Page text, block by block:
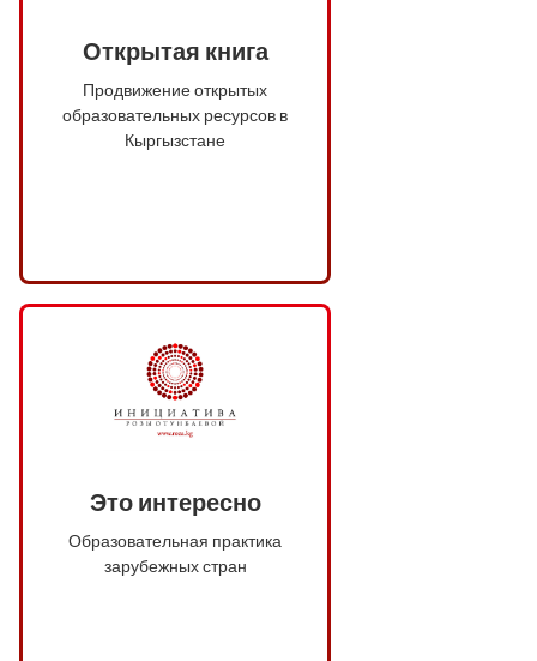
Открытая книга
Продвижение открытых
образовательных ресурсов в
Кыргызстане
Это интересно
Образовательная практика
зарубежных стран